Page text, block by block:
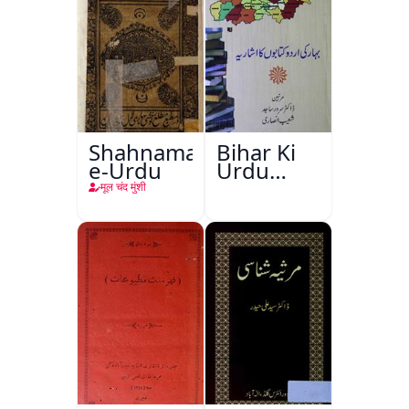
Shahnama-
e-Urdu
मूल चंद मुंशी
Bihar Ki
Urdu
Kitabon
Ishariya